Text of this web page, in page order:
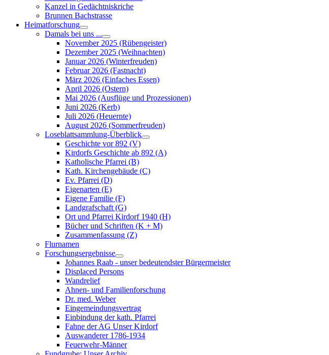
Kanzel in Gedächtniskriche
Brunnen Bachstrasse
Heimatforschung
Damals bei uns ...
November 2025 (Rübengeister)
Dezember 2025 (Weihnachten)
Januar 2026 (Winterfreuden)
Februar 2026 (Fastnacht)
März 2026 (Einfaches Essen)
April 2026 (Ostern)
Mai 2026 (Ausflüge und Prozessionen)
Juni 2026 (Kerb)
Juli 2026 (Heuernte)
August 2026 (Sommerfreuden)
Loseblattsammlung-Überblick
Geschichte vor 892 (V)
Kirdorfs Geschichte ab 892 (A)
Katholische Pfarrei (B)
Kath. Kirchengebäude (C)
Ev. Pfarrei (D)
Eigenarten (E)
Eigene Familie (F)
Landgrafschaft (G)
Ort und Pfarrei Kirdorf 1940 (H)
Bücher und Schriften (K + M)
Zusammenfassung (Z)
Flurnamen
Forschungsergebnisse
Johannes Raab - unser bedeutendster Bürgermeister
Displaced Persons
Wandrelief
Ahnen- und Familienforschung
Dr. med. Weber
Eingemeindungsvertrag
Einbindung der kath. Pfarrei
Fahne der AG Unser Kirdorf
Auswanderer 1786-1934
Feuerwehr-Männer